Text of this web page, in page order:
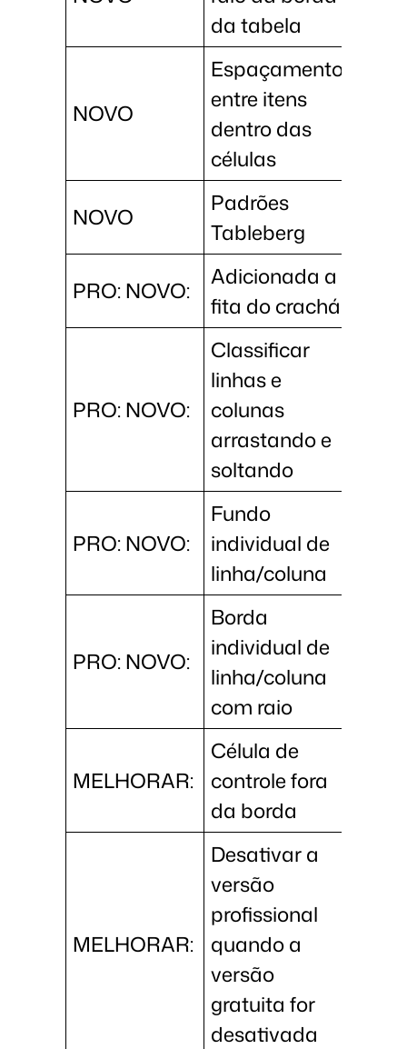
da tabela
NOVO
Espaçamento
entre itens
dentro das
células
NOVO
Padrões
Tableberg
PRO: NOVO:
Adicionada a
fita do crachá
PRO: NOVO:
Classificar
linhas e
colunas
arrastando e
soltando
PRO: NOVO:
Fundo
individual de
linha/coluna
PRO: NOVO:
Borda
individual de
linha/coluna
com raio
MELHORAR:
Célula de
controle fora
da borda
MELHORAR:
Desativar a
versão
profissional
quando a
versão
gratuita for
desativada